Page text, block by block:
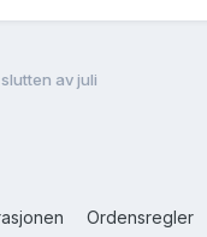
av juli
Ordensregler